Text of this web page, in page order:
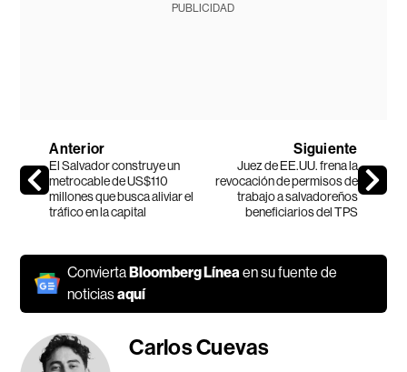
PUBLICIDAD
Anterior
El Salvador construye un
metrocable de US$110
millones que busca aliviar el
tráfico en la capital
Siguiente
Juez de EE.UU. frena la
revocación de permisos de
trabajo a salvadoreños
beneficiarios del TPS
ConviertaBloomberg Línea en su fuente de
noticiasaquí
Carlos Cuevas